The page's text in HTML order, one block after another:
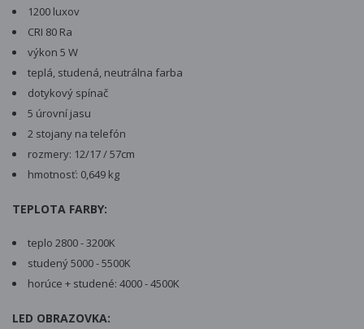
1200 luxov
CRI 80 Ra
výkon 5 W
teplá, studená, neutrálna farba
dotykový spínač
5 úrovní jasu
2 stojany na telefón
rozmery: 12/17 / 57cm
hmotnosť: 0,649 kg
TEPLOTA FARBY:
teplo 2800 - 3200K
studený 5000 - 5500K
horúce + studené: 4000 - 4500K
LED OBRAZOVKA: